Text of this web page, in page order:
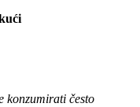
konzumirati često